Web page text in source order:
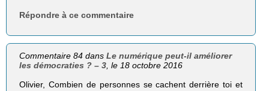
Répondre à ce commentaire
Commentaire 84 dansLe numérique peut-il améliorer
les démocraties ? – 3 , le 18 octobre 2016
Olivier, Combien de personnes se cachent derrière toi et